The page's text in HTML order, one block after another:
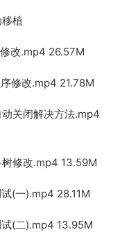
植
改.mp4 26.57M
修改.mp4 21.78M
关闭解决方法.mp4
修改.mp4 13.59M
(一).mp4 28.11M
(二).mp4 13.95M